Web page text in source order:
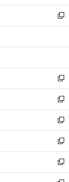
開
く
ウ
で
開
ン
ド
ウ
開
ウ
ィ
ン
ウ
開
く
し
い
ウ
ン
ウ
で
開
く
新
し
ウ
ン
ド
ウ
で
開
く
新
し
い
ウ
ィ
ン
ド
ウ
で
開
新
し
い
ウ
ィ
ン
ド
ウ
新
し
い
ウ
ィ
ン
新
し
い
ウ
新
し